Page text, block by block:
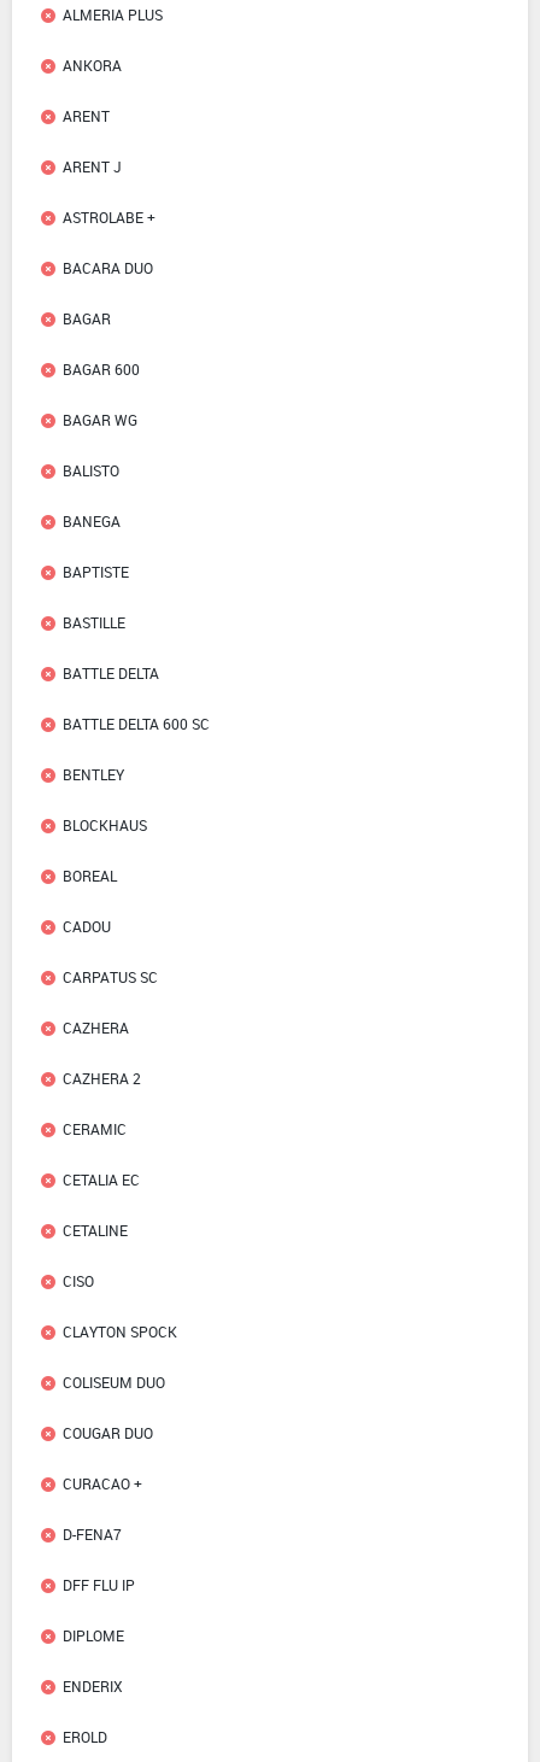
ALMERIA PLUS
ANKORA
ARENT
ARENT J
ASTROLABE +
BACARA DUO
BAGAR
BAGAR 600
BAGAR WG
BALISTO
BANEGA
BAPTISTE
BASTILLE
BATTLE DELTA
BATTLE DELTA 600 SC
BENTLEY
BLOCKHAUS
BOREAL
CADOU
CARPATUS SC
CAZHERA
CAZHERA 2
CERAMIC
CETALIA EC
CETALINE
CISO
CLAYTON SPOCK
COLISEUM DUO
COUGAR DUO
CURACAO +
D-FENA7
DFF FLU IP
DIPLOME
ENDERIX
EROLD